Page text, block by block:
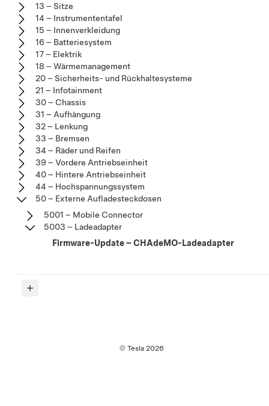
13 – Sitze
14 – Instrumententafel
15 – Innenverkleidung
16 – Batteriesystem
17 – Elektrik
18 – Wärmemanagement
20 – Sicherheits- und Rückhaltesysteme
21 – Infotainment
30 – Chassis
31 – Aufhängung
32 – Lenkung
33 – Bremsen
34 – Räder und Reifen
39 – Vordere Antriebseinheit
40 – Hintere Antriebseinheit
44 – Hochspannungssystem
50 – Externe Aufladesteckdosen
5001 – Mobile Connector
5003 – Ladeadapter
Firmware-Update – CHAdeMO-Ladeadapter
© Tesla 2026